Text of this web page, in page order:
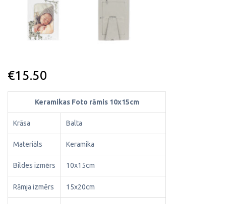
€15.50
Keramikas Foto rāmis 10x15cm
Krāsa Balta
Materiāls Keramika
Bildes izmērs 10x15cm
Rāmja izmērs 15x20cm